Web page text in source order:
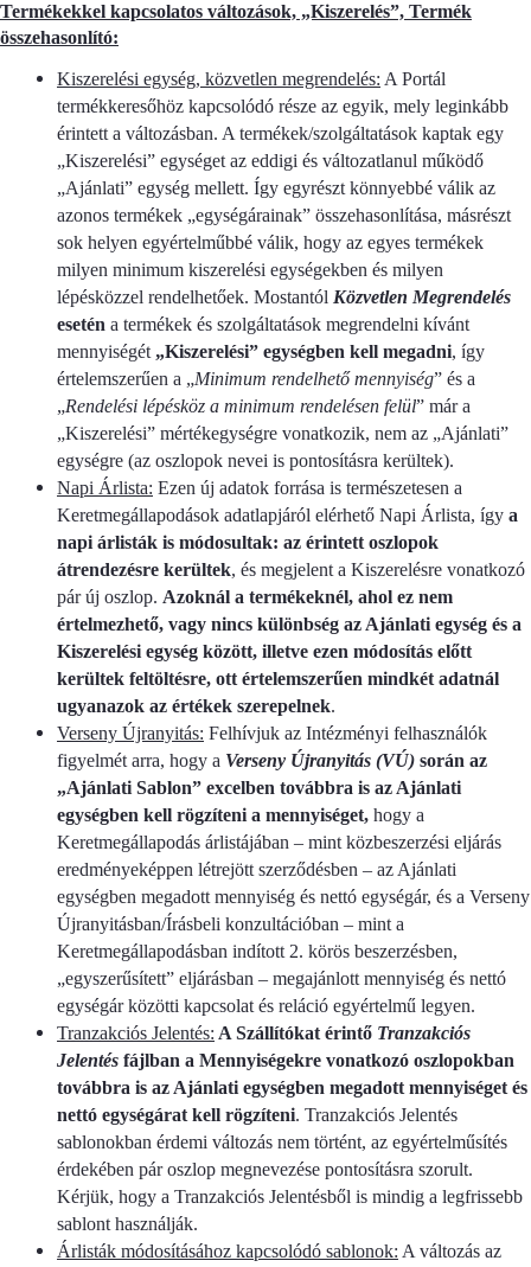
Termékekkel kapcsolatos változások, „Kiszerelés”, Termék
összehasonlító:
Kiszerelési egység, közvetlen megrendelés: A Portál
termékkeresőhöz kapcsolódó része az egyik, mely leginkább
érintett a változásban. A termékek/szolgáltatások kaptak egy
„Kiszerelési” egységet az eddigi és változatlanul működő
„Ajánlati” egység mellett. Így egyrészt könnyebbé válik az
azonos termékek „egységárainak” összehasonlítása, másrészt
sok helyen egyértelműbbé válik, hogy az egyes termékek
milyen minimum kiszerelési egységekben és milyen
lépésközzel rendelhetőek. Mostantól Közvetlen Megrendelés
esetén a termékek és szolgáltatások megrendelni kívánt
mennyiségét „Kiszerelési” egységben kell megadni, így
értelemszerűen a „Minimum rendelhető mennyiség” és a
„Rendelési lépésköz a minimum rendelésen felül” már a
„Kiszerelési” mértékegységre vonatkozik, nem az „Ajánlati”
egységre (az oszlopok nevei is pontosításra kerültek).
Napi Árlista: Ezen új adatok forrása is természetesen a
Keretmegállapodások adatlapjáról elérhető Napi Árlista, így a
napi árlisták is módosultak: az érintett oszlopok
átrendezésre kerültek, és megjelent a Kiszerelésre vonatkozó
pár új oszlop. Azoknál a termékeknél, ahol ez nem
értelmezhető, vagy nincs különbség az Ajánlati egység és a
Kiszerelési egység között, illetve ezen módosítás előtt
kerültek feltöltésre, ott értelemszerűen mindkét adatnál
ugyanazok az értékek szerepelnek.
Verseny Újranyitás: Felhívjuk az Intézményi felhasználók
figyelmét arra, hogy a Verseny Újranyitás (VÚ) során az
„Ajánlati Sablon” excelben továbbra is az Ajánlati
egységben kell rögzíteni a mennyiséget, hogy a
Keretmegállapodás árlistájában – mint közbeszerzési eljárás
eredményeképpen létrejött szerződésben – az Ajánlati
egységben megadott mennyiség és nettó egységár, és a Verseny
Újranyitásban/Írásbeli konzultációban – mint a
Keretmegállapodásban indított 2. körös beszerzésben,
„egyszerűsített” eljárásban – megajánlott mennyiség és nettó
egységár közötti kapcsolat és reláció egyértelmű legyen.
Tranzakciós Jelentés: A Szállítókat érintő Tranzakciós
Jelentés fájlban a Mennyiségekre vonatkozó oszlopokban
továbbra is az Ajánlati egységben megadott mennyiséget és
nettó egységárat kell rögzíteni. Tranzakciós Jelentés
sablonokban érdemi változás nem történt, az egyértelműsítés
érdekében pár oszlop megnevezése pontosításra szorult.
Kérjük, hogy a Tranzakciós Jelentésből is mindig a legfrissebb
sablont használják.
Árlisták módosításához kapcsolódó sablonok: A változás az